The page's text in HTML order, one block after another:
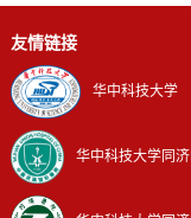
友情链接
华中科技大学
华中科技大学同